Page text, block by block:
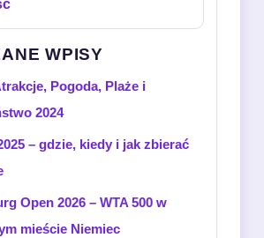
WPISY
Pogoda, Plaże i
2024
– gdzie, kiedy i jak zbierać
Open 2026 – WTA 500 w
mieście Niemiec